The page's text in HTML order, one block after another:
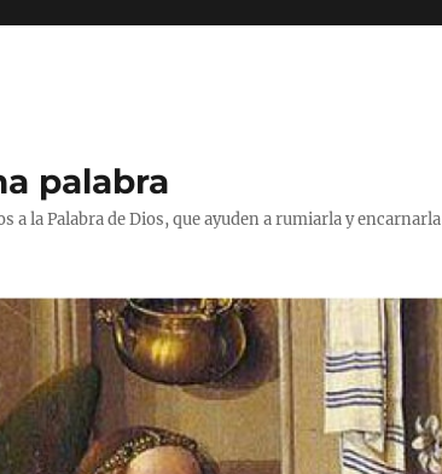
palabra
a la Palabra de Dios, que ayuden a rumiarla y encarnarla